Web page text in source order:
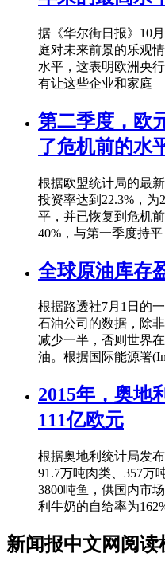
据《华尔街日报》10
庭对未来前景的乐观
水平，这表明欧洲央
有让这些企业和家庭
第二季度，欧
了危机前的水
根据欧盟统计局的最
投资率达到22.3%，为
平，并已恢复到危机
40%，与第一季度持
全球原油库存
根据路透社7月1日的
石油公司的数据，除
减少一半，否则世界
油。根据国际能源署
2015年，奥地
111亿欧元
根据奥地利统计局发
91.7万吨肉类、357万
3800吨鱼，供国内市
利牛奶的自给率为
新闻报中文网阅读